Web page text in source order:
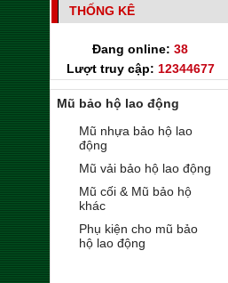
THỐNG KÊ
Đang online: 38
Lượt truy cập: 12344677
Mũ bảo hộ lao động
Mũ nhựa bảo hộ lao
động
Mũ vải bảo hộ lao động
Mũ cối & Mũ bảo hộ
khác
Phụ kiện cho mũ bảo
hộ lao động